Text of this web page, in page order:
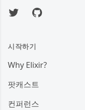
TwitterGitHub
시작하기
Why Elixir?
팟캐스트
컨퍼런스